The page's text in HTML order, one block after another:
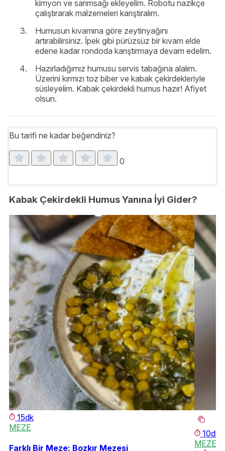
kimyon ve sarımsağı ekleyelim. Robotu nazikçe
çalıştırarak malzemeleri karıştıralım.
Humusun kıvamına göre zeytinyağını
artırabilirsiniz. İpek gibi pürüzsüz bir kıvam elde
edene kadar rondoda karıştırmaya devam edelim.
Hazırladığımız humusu servis tabağına alalım.
Üzerini kırmızı toz biber ve kabak çekirdekleriyle
süsleyelim. Kabak çekirdekli humus hazır! Afiyet
olsun.
Bu tarifi ne kadar beğendiniz?
0
Kabak Çekirdekli Humus Yanına İyi Gider?
15dk
MEZE
Farklı Bir Meze: Bozkır Mezesi
10dk
MEZE